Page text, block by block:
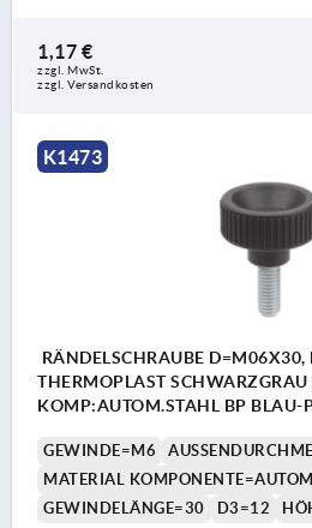
1,17 €
zzgl. MwSt.
zzgl. Versandkosten
K1473
RÄNDELSCHRAUBE
THERMOPLAST
KOMP:AUTOM.STAHL BP BLAU-
GEWINDE=M6
MATERIAL
GEWINDELÄNGE=30
D3=12